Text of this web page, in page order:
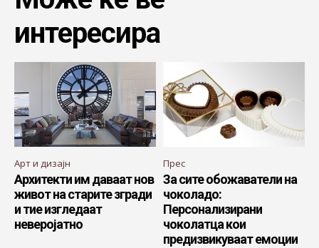
интересира
Арт и дизајн
Архитекти им даваат нов
живот на старите згради
и тие изгледаат
неверојатно
Прес
За сите обожаватели на
чоколадо:
Персонализирани
чоколатца кои
предизвикуваат емоции